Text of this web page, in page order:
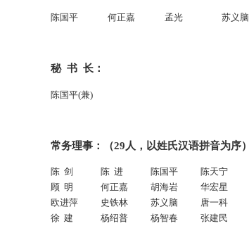
陈国平 何正嘉 孟光 苏义脑
秘 书 长：
陈国平(兼)
常务理事：（29人，以姓氏汉语拼音为序）
陈 剑 陈 进 陈国平 陈天宁
顾 明
何正嘉 胡海岩 华宏星
欧进萍
史铁林 苏义脑 唐一科
徐 建
杨绍普 杨智春 张建民